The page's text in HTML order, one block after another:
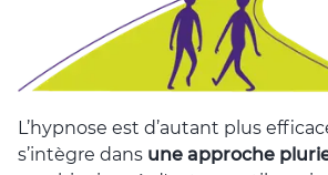
L’hypnose est d’autant plus
s’intègre dans une approche